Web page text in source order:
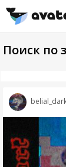
Поиск по